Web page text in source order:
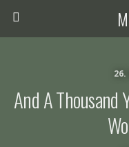
And A Thousand